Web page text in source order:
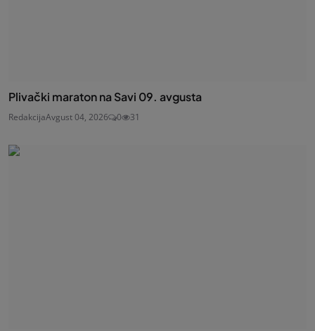
Plivački maraton na Savi 09. avgusta
RedakcijaAvgust 04, 2026 0 31